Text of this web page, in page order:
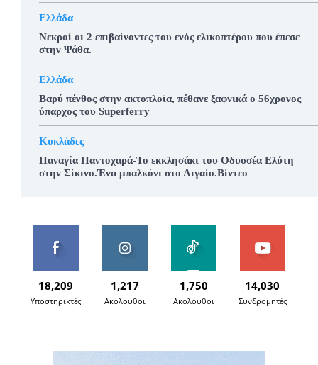
Ελλάδα
Νεκροί οι 2 επιβαίνοντες του ενός ελικοπτέρου που έπεσε
στην Ψάθα.
Ελλάδα
Βαρύ πένθος στην ακτοπλοϊα, πέθανε ξαφνικά ο 56χρονος
ύπαρχος του Superferry
Κυκλάδες
Παναγία Παντοχαρά-Το εκκλησάκι του Οδυσσέα Ελύτη
στην Σίκινο.Ένα μπαλκόνι στο Αιγαίο.Βίντεο
18,209
Υποστηρικτές
1,217
Ακόλουθοι
1,750
Ακόλουθοι
14,030
Συνδρομητές